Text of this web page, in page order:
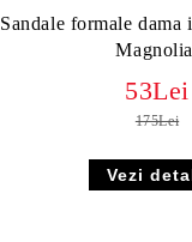
Sandale formale
53Lei
175Lei
Vezi